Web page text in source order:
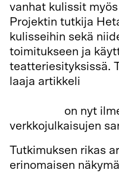
vanhat kulissit
Projektin tutkija
kulisseihin sekä
toimitukseen ja
teatteriesityksissä.
laaja artikkeli
on nyt
verkkojulkaisujen
Tutkimuksen rikas
erinomaisen